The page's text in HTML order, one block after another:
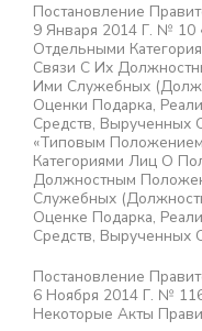
Постановление
9 Января 2014 Г. №
Отдельными
Связи С Их
Ими Служебных
Оценки Подарка,
Средств, Вырученных
«Типовым
Категориями Лиц О
Должностным
Служебных
Оценке Подарка,
Средств, Вырученных
Постановление
6 Ноября 2014 Г. №
Некоторые Акты